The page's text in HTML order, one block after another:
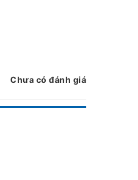
Chưa có đánh giá